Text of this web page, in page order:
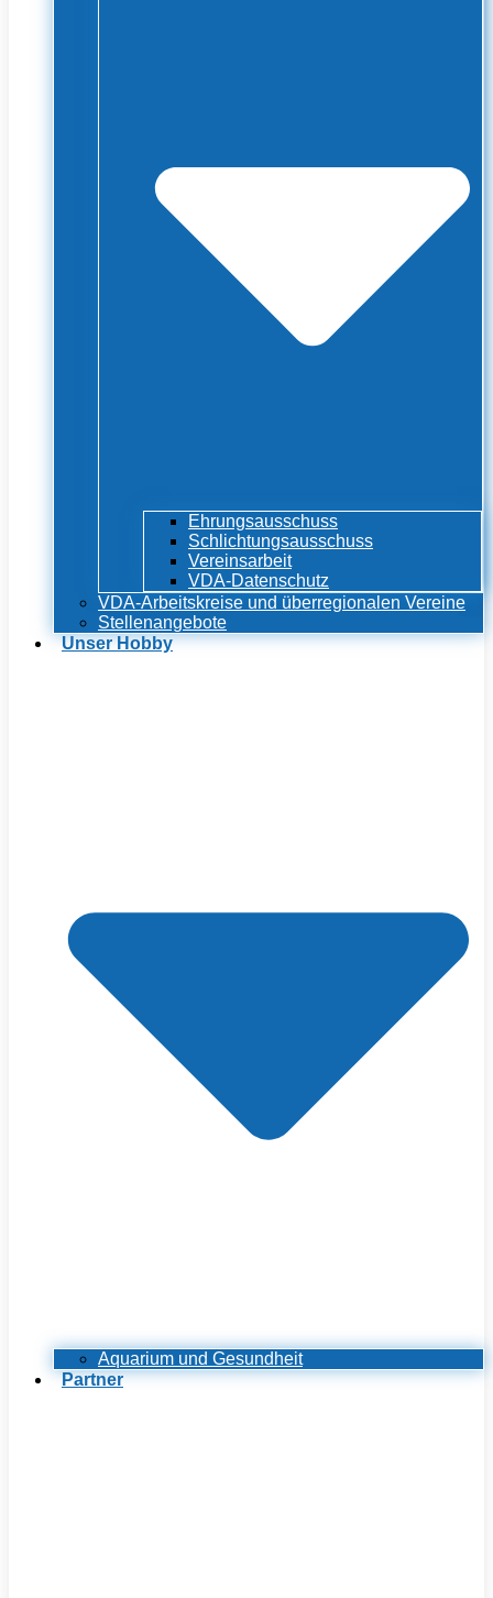
Ehrungsausschuss
Schlichtungsausschuss
Vereinsarbeit
VDA-Datenschutz
VDA-Arbeitskreise und überregionalen Vereine
Stellenangebote
Unser Hobby
Aquarium und Gesundheit
Partner